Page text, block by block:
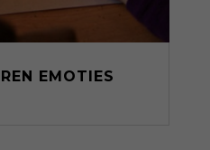
EMOTIES